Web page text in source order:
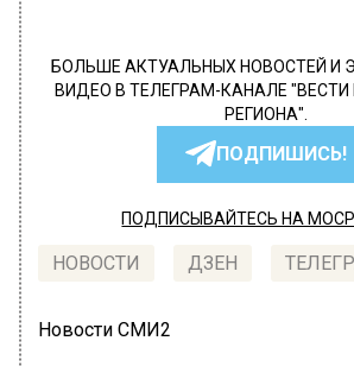
БОЛЬШЕ АКТУАЛЬНЫХ НОВОСТЕЙ И
ВИДЕО В ТЕЛЕГРАМ-КАНАЛЕ
РЕГИОНА".
ПОДПИШИСЬ!
ПОДПИСЫВАЙТЕСЬ НА
НОВОСТИ ДЗЕН
Новости СМИ2